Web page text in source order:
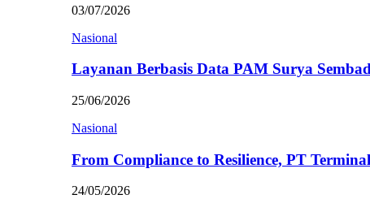
03/07/2026
Nasional
Layanan Berbasis Data PAM Surya
25/06/2026
Nasional
From Compliance to Resilience, PT
24/05/2026